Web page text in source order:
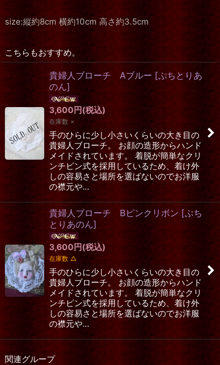
size:縦約8cm 横約10cm 高さ約3.5cm
こちらもおすすめ。
貴婦人ブローチ Aブルー [ぷちとりあ
のん]
3,600円(税込)
在庫数 ×
手のひらに少し小さいくらいの大き目の
貴婦人ブローチ。 お顔の造形からハンド
メイドされています。 着脱が簡単なクリ
ンチピン式を採用しているため、着け外
しの容易さと場所を選ばないのでお洋服
の襟元や…
貴婦人ブローチ Bピンクリボン [ぷち
とりあのん]
3,600 円 (税込)
在庫数 △
手のひらに少し小さいくらいの大き目の
貴婦人ブローチ。 お顔の造形からハンド
メイドされています。 着脱が簡単なクリ
ンチピン式を採用しているため、着け外
しの容易さと場所を選ばないのでお洋服
の襟元や…
関連グループ